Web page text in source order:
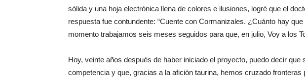
sólida y una hoja electrónica llena de colores e ilusiones, logré que el
respuesta fue contundente: “Cuente con Cormanizales. ¿Cuánto hay que
momento trabajamos seis meses seguidos para que, en julio, Voy a los
Hoy, veinte años después de haber iniciado el proyecto, puedo decir que
competencia y que, gracias a la afición taurina, hemos cruzado fronteras